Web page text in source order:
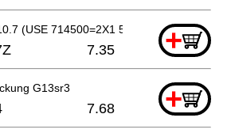
(USE 714500=2X1 5M) +
7.35
G13sr3 +
7.68